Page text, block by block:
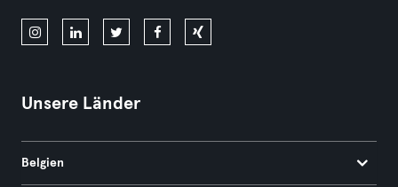
Unsere Länder
Belgien